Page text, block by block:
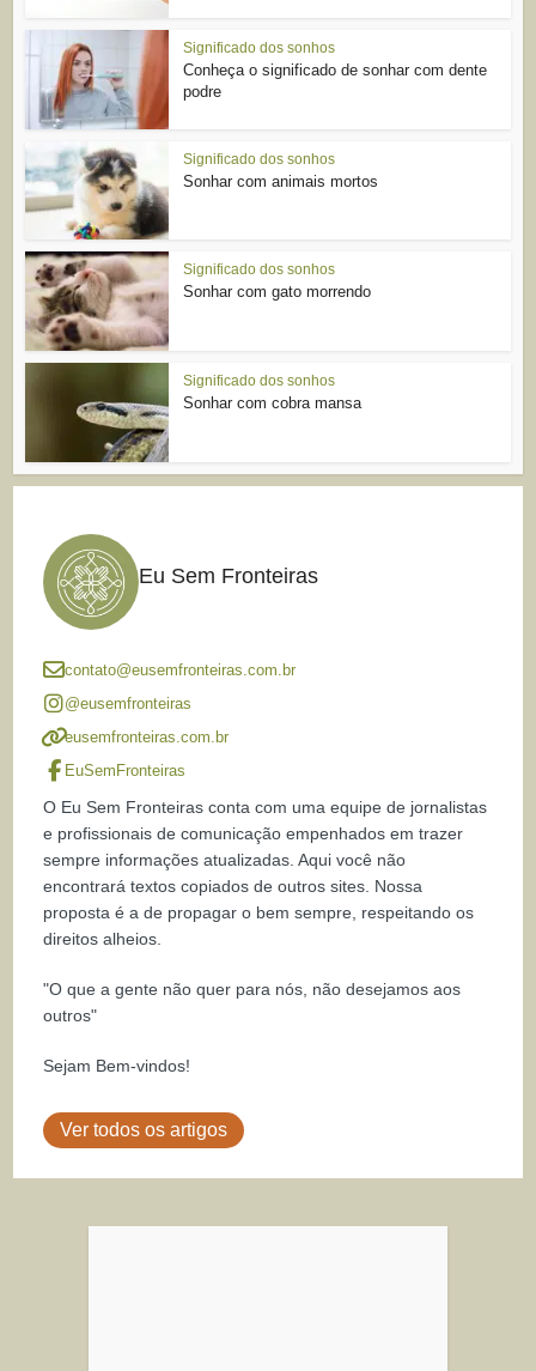
Significado dos sonhos
Conheça o significado de sonhar com dente
podre
Significado dos sonhos
Sonhar com animais mortos
Significado dos sonhos
Sonhar com gato morrendo
Significado dos sonhos
Sonhar com cobra mansa
Eu Sem Fronteiras
contato@eusemfronteiras.com.br
@eusemfronteiras
eusemfronteiras.com.br
EuSemFronteiras
O Eu Sem Fronteiras conta com uma equipe de jornalistas
e profissionais de comunicação empenhados em trazer
sempre informações atualizadas. Aqui você não
encontrará textos copiados de outros sites. Nossa
proposta é a de propagar o bem sempre, respeitando os
direitos alheios.
"O que a gente não quer para nós, não desejamos aos
outros"
Sejam Bem-vindos!
Ver todos os artigos